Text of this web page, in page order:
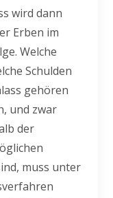
wird dann
Erben im
Welche
Schulden
gehören
und zwar
der
muss unter